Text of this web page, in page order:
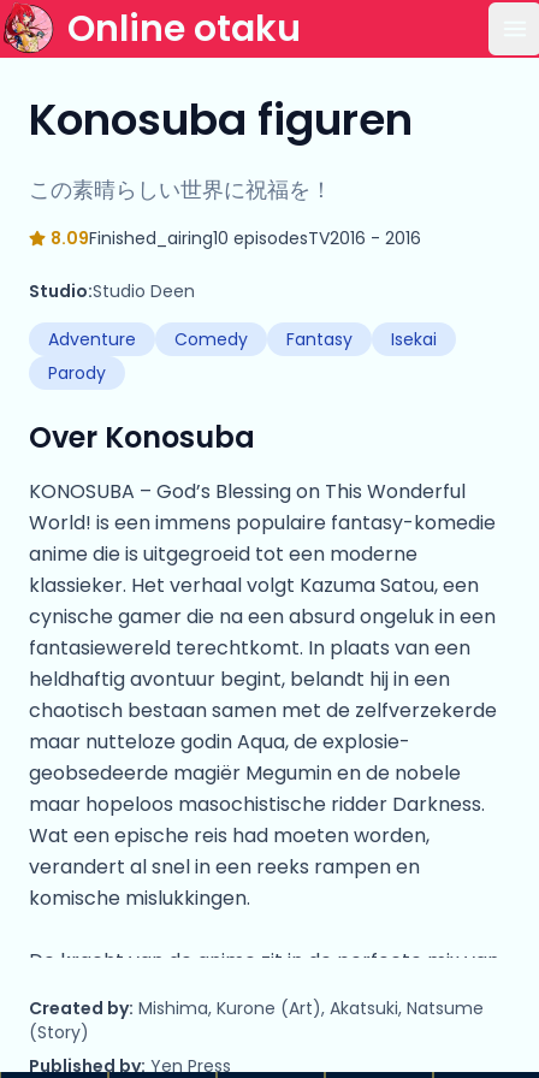
Online otaku
Konosuba figuren
この素晴らしい世界に祝福を！
8.09Finished_airing10 episodesTV2016 - 2016
Studio:Studio Deen
Adventure
Comedy Fantasy
Isekai
Parody
Over Konosuba
KONOSUBA – God’s Blessing on This Wonderful
World! is een immens populaire fantasy-komedie
anime die is uitgegroeid tot een moderne
klassieker. Het verhaal volgt Kazuma Satou, een
cynische gamer die na een absurd ongeluk in een
fantasiewereld terechtkomt. In plaats van een
heldhaftig avontuur begint, belandt hij in een
chaotisch bestaan samen met de zelfverzekerde
maar nutteloze godin Aqua, de explosie-
geobsedeerde magiër Megumin en de nobele
maar hopeloos masochistische ridder Darkness.
Wat een epische reis had moeten worden,
verandert al snel in een reeks rampen en
komische mislukkingen.
De kracht van de anime zit in de perfecte mix van
klassieke RPG-fantasy en scherpe,
karaktergedreven humor. KONOSUBA drijft niet
alleen de spot met het genre, maar brengt het
Created by: Mishima, Kurone (Art), Akatsuki, Natsume
(Story)
Published by:Yen Press